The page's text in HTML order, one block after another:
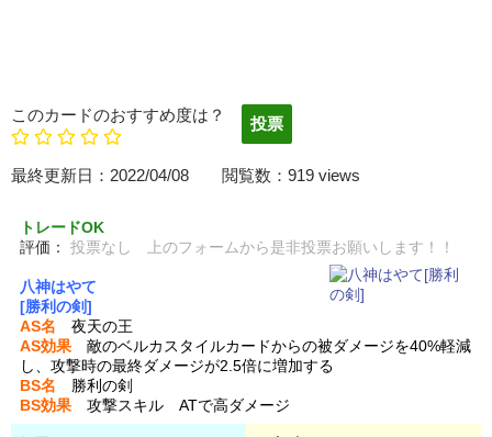
このカードのおすすめ度は？
最終更新日：2022/04/08 閲覧数：919 views
トレードOK
評価：
投票なし 上のフォームから是非投票お願いします！！
八神はやて
[勝利の剣]
AS名 夜天の王
AS効果 敵のベルカスタイルカードからの被ダメージを40%軽減
し、攻撃時の最終ダメージが2.5倍に増加する
BS名 勝利の剣
BS効果 攻撃スキル ATで高ダメージ